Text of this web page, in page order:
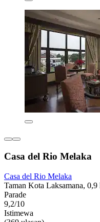
Casa del Rio Melaka
Casa del Rio Melaka
Taman Kota Laksamana,
Parade
9,2/10
Istimewa